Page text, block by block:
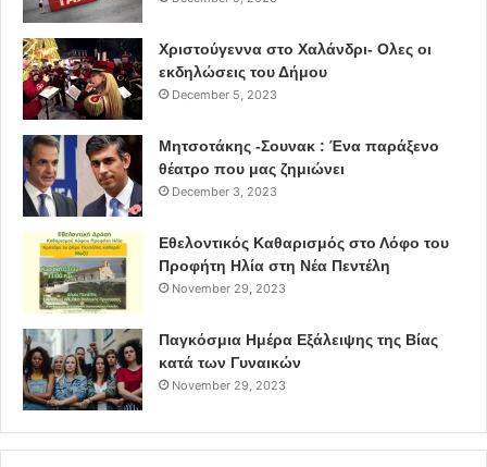
Χριστούγεννα στο Χαλάνδρι- Ολες οι
εκδηλώσεις του Δήμου
December 5, 2023
Μητσοτάκης -Σουνακ : Ένα παράξενο
θέατρο που μας ζημιώνει
December 3, 2023
Εθελοντικός Καθαρισμός στο Λόφο του
Προφήτη Ηλία στη Νέα Πεντέλη
November 29, 2023
Παγκόσμια Ημέρα Εξάλειψης της Βίας
κατά των Γυναικών
November 29, 2023